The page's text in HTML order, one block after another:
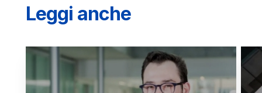
Leggi anche